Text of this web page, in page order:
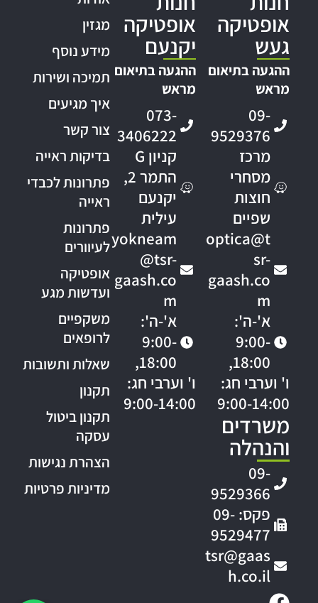
אופטיקה
געש
ההגעה בתיאום
מראש
09-
9529376
מרכז
מסחרי
חוצות
שפיים
optica@t
sr-
gaash.co
m
א'-ה':
9:00-
18:00,
ו' וערבי חג:
9:00-14:00
משרדים
והנהלה
09-
9529366
פקס: 09-
9529477
tsr@gaas
h.co.il
אופטיקה
יקנעם
ההגעה בתיאום
מראש
073-
3406222
קניון G
התמר 2,
יקנעם
עילית
yokneam
@tsr-
gaash.co
m
א'-ה':
9:00-
18:00,
ו' וערבי חג:
9:00-14:00
מגזין
מידע נוסף
תמיכה ושירות
איך מגיעים
צור קשר
בדיקות ראייה
פתרונות לכבדי
ראייה
פתרונות
לעיוורים
אופטיקה
ועדשות מגע
משקפיים
לרופאים
שאלות ותשובות
תקנון
תקנון ביטול
עסקה
הצהרת נגישות
מדיניות פרטיות